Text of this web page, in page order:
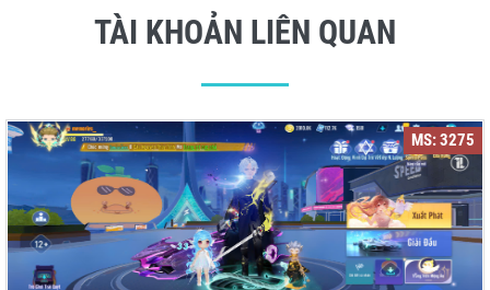
TÀI KHOẢN LIÊN QUAN
MS: 3275